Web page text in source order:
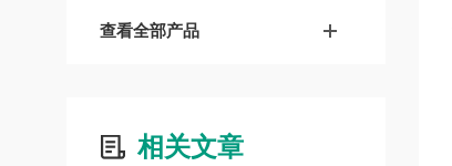
查看全部产品
相关文章